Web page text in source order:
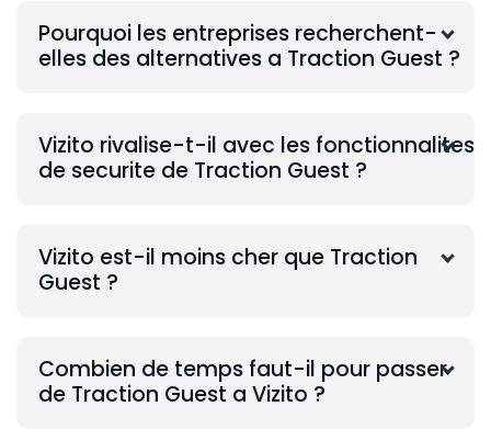
Pourquoi les entreprises recherchent-
elles des alternatives a Traction Guest ?
Vizito rivalise-t-il avec les fonctionnalites
de securite de Traction Guest ?
Vizito est-il moins cher que Traction
Guest ?
Combien de temps faut-il pour passer
de Traction Guest a Vizito ?